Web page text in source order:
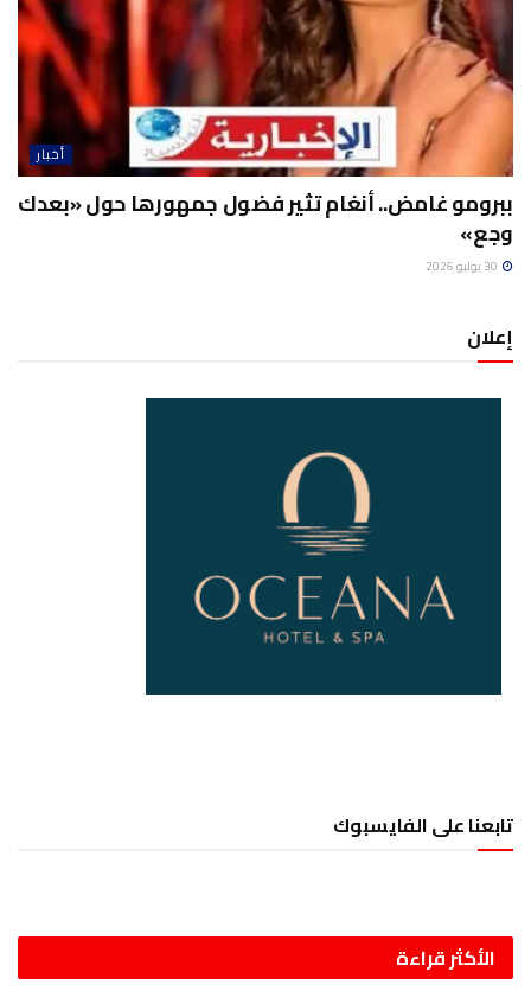
أخبار
ببرومو غامض.. أنغام تثير فضول جمهورها حول «بعدك
وجع»
إعلان
تابعنا على الفايسبوك
الأكثر قراءة